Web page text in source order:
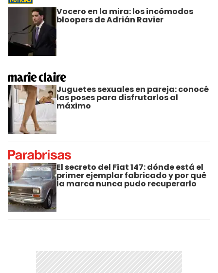
Vocero en la mira: los incómodos
bloopers de Adrián Ravier
Juguetes sexuales en pareja: conocé
las poses para disfrutarlos al
máximo
El secreto del Fiat 147: dónde está el
primer ejemplar fabricado y por qué
la marca nunca pudo recuperarlo